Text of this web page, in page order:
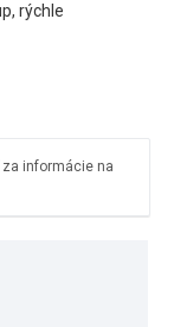
rýchle
informácie na